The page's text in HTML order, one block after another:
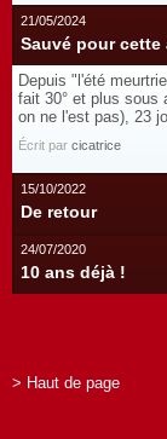
21/05/2024
Sauvé pour cette
Depuis "l'été
fait 30° et plus sous
on ne l'est pas), 23
Écrit par cicatrice
15/10/2022
De retour
24/07/2020
10 ans déjà !
> Haut de page